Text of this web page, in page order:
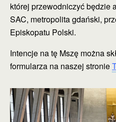
której przewodniczyć będzie
SAC, metropolita gdański,
Episkopatu Polski.
Intencje na tę Mszę można
formularza na naszej stronie